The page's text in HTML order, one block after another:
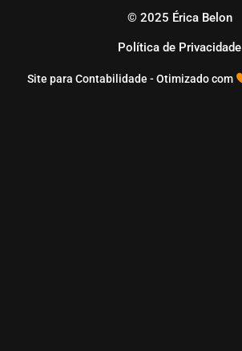
© 2025 Érica Belon
Política de Privacidade
Site para Contabilidade - Otimizado com